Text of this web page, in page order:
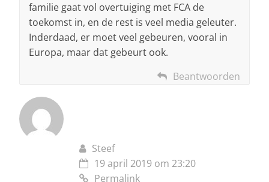
familie gaat vol overtuiging met FCA de
toekomst in, en de rest is veel media geleuter.
Inderdaad, er moet veel gebeuren, vooral in
Europa, maar dat gebeurt ook.
Beantwoorden
Steef
19 april 2019 om 23:20
Permalink